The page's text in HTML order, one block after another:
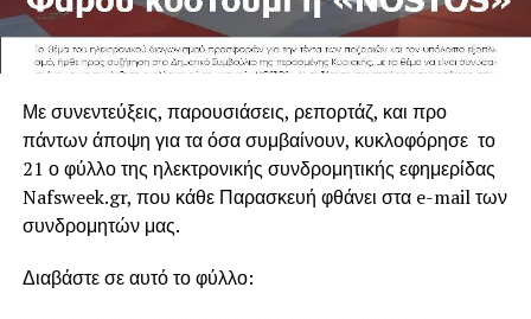
Με συνεντεύξεις, παρουσιάσεις, ρεπορτάζ, και προ
πάντων άποψη για τα όσα συμβαίνουν, κυκλοφόρησε το
21 ο φύλλο της ηλεκτρονικής συνδρομητικής εφημερίδας
Nafsweek.gr, που κάθε Παρασκευή φθάνει στα e-mail των
συνδρομητών μας.
Διαβάστε σε αυτό το φύλλο: